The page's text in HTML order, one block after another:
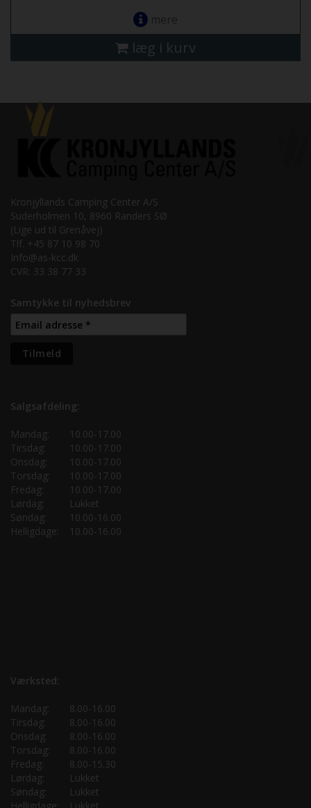
mere
læg i kurv
Kronjyllands Camping Center A/S
Suderholmen 10, 8960 Randers SØ
(Lige ud til Grenåvej)
Tlf. +45 87 10 98 70
Info@as-kcc.dk
CVR: 33 38 77 33
Samtykke til nyhedsbrev
Salgsafdeling:
Mandag:
10.00-17.00
Tirsdag:
10.00-17.00
Onsdag:
10.00-17.00
Torsdag:
10.00-17.00
Fredag:
10.00-17.00
Lørdag:
Lukket
Søndag:
10.00-16.00
Helligdage:
10.00-16.00
Værksted:
Mandag:
8.00-16.00
Tirsdag:
8.00-16.00
Onsdag:
8.00-16.00
Torsdag:
8.00-16.00
Fredag:
8.00-15.30
Lørdag:
Lukket
Søndag:
Lukket